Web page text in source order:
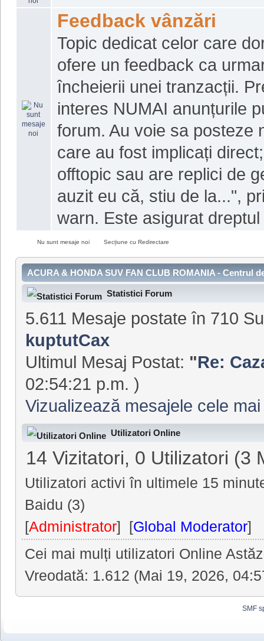
Feedback vânzări
Topic dedicat celor care
ofere un feedback ca
încheierii unei tranzacții.
interes NUMAI anunțurile
forum. Au voie sa posteze
care au fost implicați
offtopic sau are replici de
auzit eu că, stiu de la...",
warn. Este asigurat
Nu sunt mesaje noi Secțiune cu Redirectare
ACURA & HONDA SUV FAN CLUB ROMANIA - Centrul
Statistici Forum
5.611 Mesaje postate în 710
kuptutCax
Ultimul Mesaj Postat: "Re:
02:54:21 p.m. )
Vizualizează mesajele cele
Utilizatori Online
14 Vizitatori, 0 Utilizatori (3
Utilizatori activi în ultimele 15
Baidu (3)
[Administrator] [Global Moderator]
Cei mai mulți utilizatori Online
Vreodată: 1.612 (Mai 19, 2026,
SMF